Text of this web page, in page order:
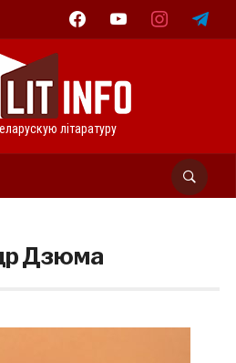
facebookyoutube instagramtelegram
літаратуру
Дзюма